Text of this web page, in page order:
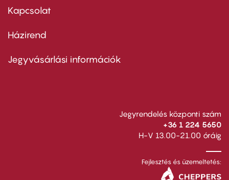
firstKapcsolat
Footer
second
Házirend
Jegyvásárlási információk
Jegyrendelés központi szám
+36 1 224 5650
H-V 13.00-21.00 óráig
Fejlesztés és üzemeltetés: